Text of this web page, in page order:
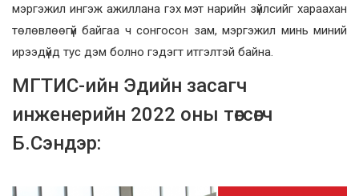
мэргэжил ингэж ажиллана гэх мэт нарийн зүйлсийг хараахан
төлөвлөөгүй байгаа ч сонгосон зам, мэргэжил минь миний
ирээдүйд тус дэм болно гэдэгт итгэлтэй байна.
МГТИС-ийн Эдийн засагч
инженерийн 2022 оны төгсөгч
Б.Сэндэр: